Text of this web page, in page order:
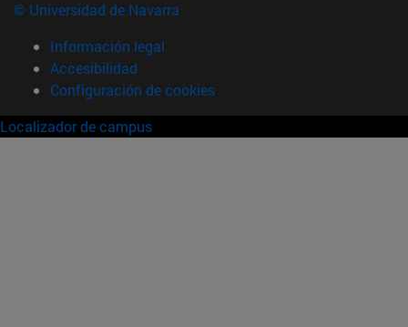
© Universidad de Navarra
Información legal
Accesibilidad
Configuración de cookies
Localizador de campus